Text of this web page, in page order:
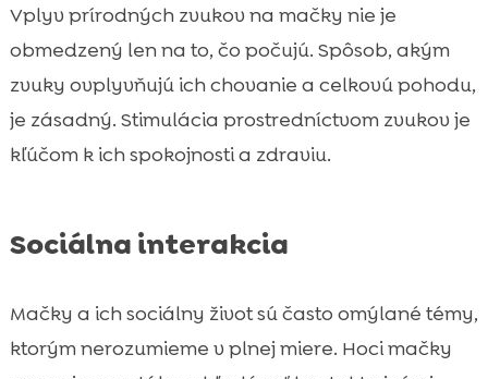
Vplyv prírodných zvukov na mačky nie je
obmedzený len na to, čo počujú. Spôsob, akým
zvuky ovplyvňujú ich chovanie a celkovú pohodu,
je zásadný. Stimulácia prostredníctvom zvukov je
kľúčom k ich spokojnosti a zdraviu.
Sociálna interakcia
Mačky a ich sociálny život sú často omýlané témy,
ktorým nerozumieme v plnej miere. Hoci mačky